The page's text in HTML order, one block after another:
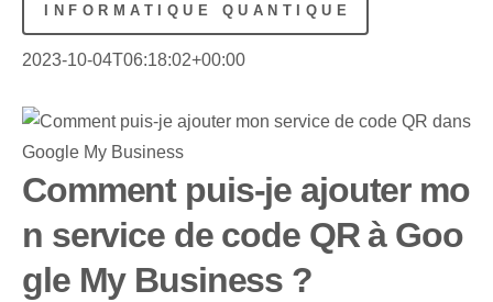
INFORMATIQUE QUANTIQUE
2023-10-04T06:18:02+00:00
Comment puis-je ajouter mo
n service de code QR à Goo
gle My Business ?